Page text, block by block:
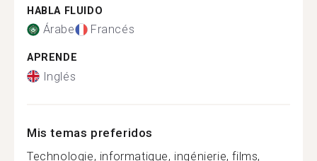
HABLA FLUIDO
Árabe Francés
APRENDE
Inglés
Mis temas preferidos
Technologie, informatique, ingénierie, films,